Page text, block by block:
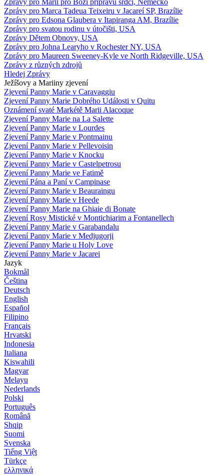
Zprávy pro Marca Tadeua Teixeiru v Jacareí SP, Brazílie
Zprávy pro Edsona Glaubera v Itapiranga AM, Brazílie
Zprávy pro svatou rodinu v útočišti, USA
Zprávy Dětem Obnovy, USA
Zprávy pro Johna Learyho v Rochester NY, USA
Zprávy pro Maureen Sweeney-Kyle ve North Ridgeville, USA
Zprávy z různých zdrojů
Hledej Zprávy
Ježíšovy a Mariiny zjevení
Zjevení Panny Marie v Caravaggiu
Zjevení Panny Marie Dobrého Události v Quitu
Oznámení svaté Markétě Marii Alacoque
Zjevení Panny Marie na La Salette
Zjevení Panny Marie v Lourdes
Zjevení Panny Marie v Pontmainu
Zjevení Panny Marie v Pellevoisin
Zjevení Panny Marie v Knocku
Zjevení Panny Marie v Castelpetrosu
Zjevení Panny Marie ve Fatimě
Zjevení Pána a Paní v Campinase
Zjevení Panny Marie v Beauraingu
Zjevení Panny Marie v Heede
Zjevení Panny Marie na Ghiaie di Bonate
Zjevení Rosy Mistické v Montichiarim a Fontanellech
Zjevení Panny Marie v Garabandalu
Zjevení Panny Marie v Medjugorji
Zjevení Panny Marie u Holy Love
Zjevení Panny Marie v Jacarei
Jazyk
Bokmål
Čeština
Deutsch
English
Español
Filipino
Français
Hrvatski
Indonesia
Italiana
Kiswahili
Magyar
Melayu
Nederlands
Polski
Português
Română
Shqip
Suomi
Svenska
Tiếng Việt
Türkçe
ελληνικά